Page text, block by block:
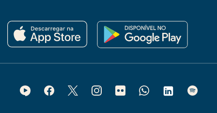
Footer